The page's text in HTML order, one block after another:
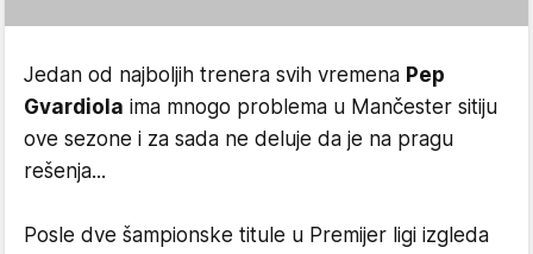
Jedan od najboljih trenera svih vremena Pep
Gvardiola ima mnogo problema u Mančester sitiju
ove sezone i za sada ne deluje da je na pragu
rešenja...
Posle dve šampionske titule u Premijer ligi izgleda